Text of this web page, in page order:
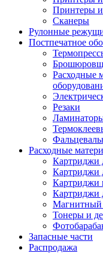
Принтеры
Сканеры
Рулонные
Постпечатное
Расходные
Резаки
Расходные
Картриджи
Картриджи
Картриджи
Картриджи
Магнитный
Тонеры и
Запасные части
Распродажа